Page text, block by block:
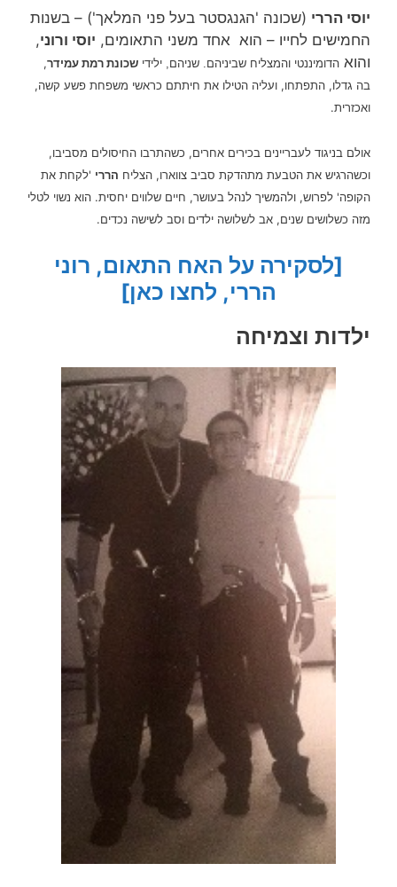
יוסי הררי (שכונה 'הגנגסטר בעל פני המלאך') – בשנות
החמישים לחייו – הוא אחד משני התאומים, יוסי ורוני,
והוא הדומיננטי והמצליח שביניהם. שניהם, ילידי שכונת רמת עמידר,
בה גדלו, התפתחו, ועליה הטילו את חיתתם כראשי משפחת פשע קשה,
ואכזרית.
אולם בניגוד לעבריינים בכירים אחרים, כשהתרבו החיסולים מסביבו,
וכשהרגיש את הטבעת מתהדקת סביב צווארו, הצליח הררי 'לקחת את
הקופה' לפרוש, ולהמשיך לנהל בעושר, חיים שלווים יחסית. הוא נשוי לטלי
מזה כשלושים שנים, אב לשלושה ילדים וסב לשישה נכדים.
[לסקירה על האח התאום, רוני
הררי, לחצו כאן]
ילדות וצמיחה